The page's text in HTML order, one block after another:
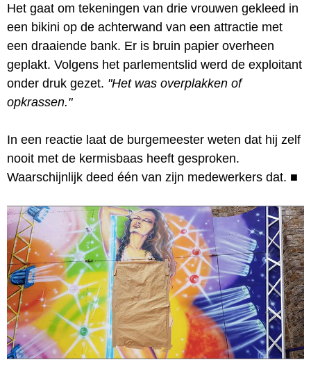
Het gaat om tekeningen van drie vrouwen gekleed in
een bikini op de achterwand van een attractie met
een draaiende bank. Er is bruin papier overheen
geplakt. Volgens het parlementslid werd de exploitant
onder druk gezet. "Het was overplakken of
opkrassen."
In een reactie laat de burgemeester weten dat hij zelf
nooit met de kermisbaas heeft gesproken.
Waarschijnlijk deed één van zijn medewerkers dat. ■